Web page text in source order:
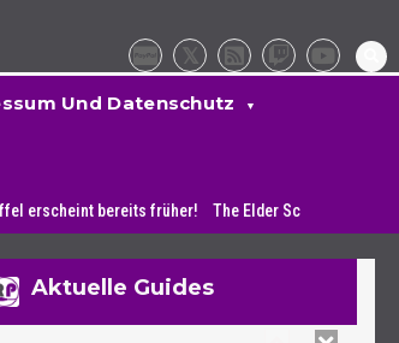
Und Datenschutz
bereits früher! The Elder Scrolls 6: PlayStation-
Aktuelle Guides
27. September 2023
4 Minuten
Spiels
14 Minuten